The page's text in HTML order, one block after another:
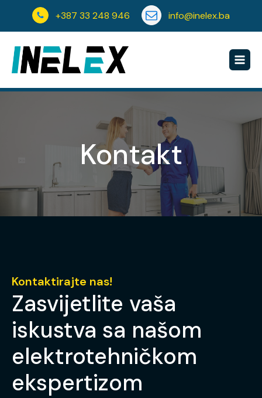
+387 33 248 946 info@inelex.ba
Kontakt
Kontaktirajte nas!
Zasvijetlite vaša
iskustva sa našom
elektrotehničkom
ekspertizom